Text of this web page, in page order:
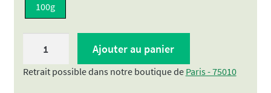
100g
Tisane
Ajouter au panier
Retrait possible dans notre boutique de Paris - 75010